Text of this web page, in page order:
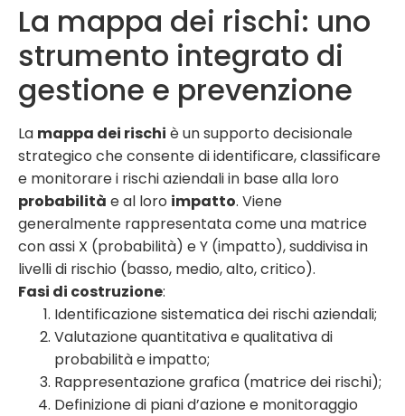
La mappa dei rischi: uno
strumento integrato di
gestione e prevenzione
La mappa dei rischi è un supporto decisionale
strategico che consente di identificare, classificare
e monitorare i rischi aziendali in base alla loro
probabilità e al loro impatto. Viene
generalmente rappresentata come una matrice
con assi X (probabilità) e Y (impatto), suddivisa in
livelli di rischio (basso, medio, alto, critico).
Fasi di costruzione:
Identificazione sistematica dei rischi aziendali;
Valutazione quantitativa e qualitativa di
probabilità e impatto;
Rappresentazione grafica (matrice dei rischi);
Definizione di piani d’azione e monitoraggio